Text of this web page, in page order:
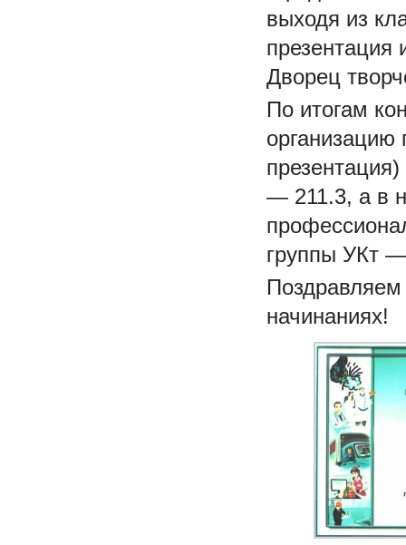
выходя из
презентация
Дворец
По итогам
организацию
— 211.3, а в
группы УКт
начинаниях!